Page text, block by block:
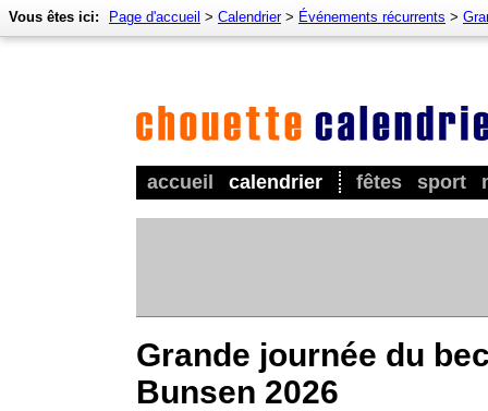
accueil calendrier fêtes sport
Vous êtes ici: Page d'accueil > Calendrier> Événements récurrents >
Grande journée du
Bunsen 2026